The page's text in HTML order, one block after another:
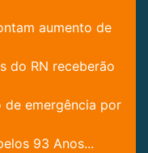
aumento de
do RN receberão
de emergência por
93 Anos...